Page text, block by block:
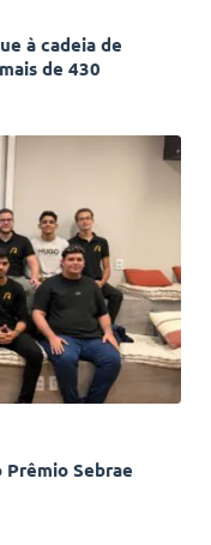
à cadeia de
de 430
Sebrae